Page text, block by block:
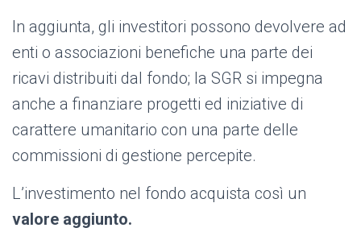
In aggiunta, gli investitori possono devolvere ad
enti o associazioni benefiche una parte dei
ricavi distribuiti dal fondo; la SGR si impegna
anche a finanziare progetti ed iniziative di
carattere umanitario con una parte delle
commissioni di gestione percepite.
L’investimento nel fondo acquista così un
valore aggiunto.